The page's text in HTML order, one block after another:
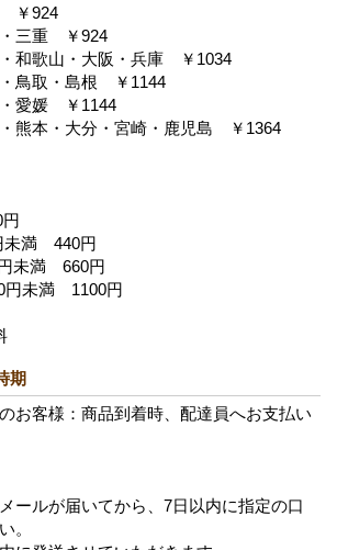
￥924
三重 ￥924
和歌山・大阪・兵庫 ￥1034
鳥取・島根 ￥1144
愛媛 ￥1144
熊本・大分・宮崎・鹿児島 ￥1364
未満 440円
未満 660円
円未満 1100円
期
お客様：商品到着時、配達員へお支払い
ールが届いてから、7日以内に指定の口
。